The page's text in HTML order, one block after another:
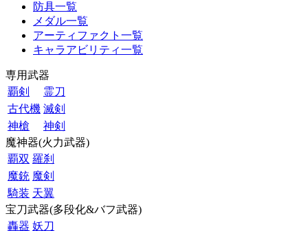
防具一覧
メダル一覧
アーティファクト一覧
キャラアビリティ一覧
専用武器
覇剣
霊刀
古代機 滅剣
神槍
神剣
魔神器(火力武器)
覇双 羅刹
魔銃 魔剣
騎装 天翼
宝刀武器(多段化&バフ武器)
轟器 妖刀